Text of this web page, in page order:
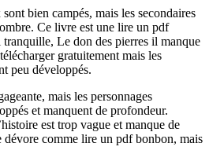
bien campés, mais les secondaires
Ce livre est une lire un pdf
Le don des pierres il manque
gratuitement mais les
peu développés.
mais les personnages
et manquent de profondeur.
est trop vague et manque de
comme lire un pdf bonbon, mais